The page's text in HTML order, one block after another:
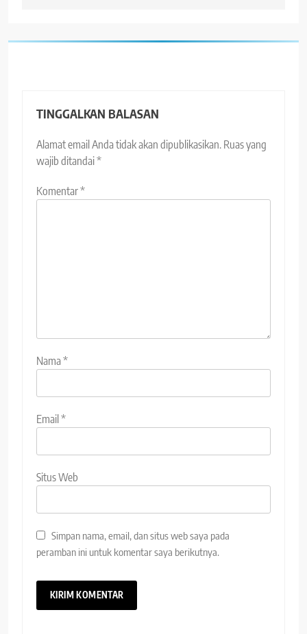
TINGGALKAN BALASAN
Alamat email Anda tidak akan dipublikasikan. Ruas yang
wajib ditandai*
Komentar*
Nama*
Email*
Situs Web
Simpan nama, email, dan situs web saya pada
peramban ini untuk komentar saya berikutnya.